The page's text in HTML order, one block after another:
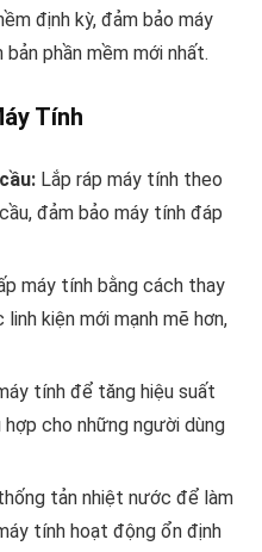
định kỳ, đảm bảo máy
phần mềm mới nhất.
Tính
Lắp ráp máy tính theo
đảm bảo máy tính đáp
máy tính bằng cách thay
kiện mới mạnh mẽ hơn,
tính để tăng hiệu suất
hợp cho những người dùng
tản nhiệt nước để làm
tính hoạt động ổn định